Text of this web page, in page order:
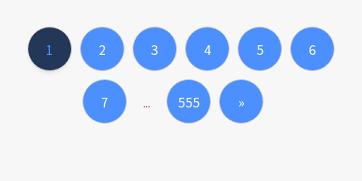
1 2 3 4 5 6
7 ... 555 »